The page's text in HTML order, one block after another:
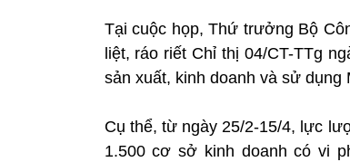
Tại cuộc họp, Thứ trưởng Bộ
liệt, ráo riết Chỉ thị 04/CT-TTg
sản xuất, kinh doanh và sử dụng
Cụ thể, từ ngày 25/2-15/4, lực
1.500 cơ sở kinh doanh có vi